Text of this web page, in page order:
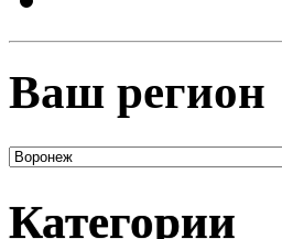
Ваш регион
Категории